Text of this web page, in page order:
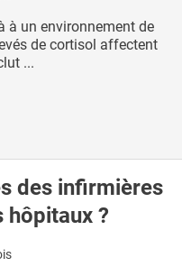
à un environnement de
de cortisol affectent
...
des infirmières
hôpitaux ?